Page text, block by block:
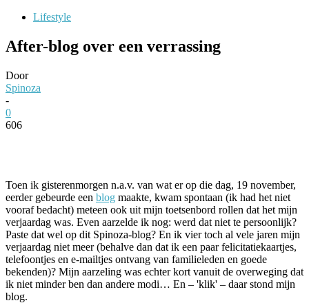
Lifestyle
After-blog over een verrassing
Door
Spinoza
-
0
606
Toen ik gisterenmorgen n.a.v. van wat er op die dag, 19 november,
eerder gebeurde een blog maakte, kwam spontaan (ik had het niet
vooraf bedacht) meteen ook uit mijn toetsenbord rollen dat het mijn
verjaardag was. Even aarzelde ik nog: werd dat niet te persoonlijk?
Paste dat wel op dit Spinoza-blog? En ik vier toch al vele jaren mijn
verjaardag niet meer (behalve dan dat ik een paar felicitatiekaartjes,
telefoontjes en e-mailtjes ontvang van familieleden en goede
bekenden)? Mijn aarzeling was echter kort vanuit de overweging dat
ik niet minder ben dan andere modi… En – 'klik' – daar stond mijn
blog.